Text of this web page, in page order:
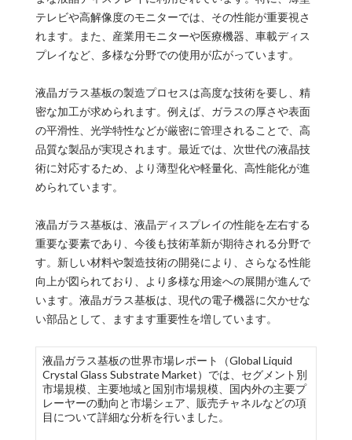
テレビや高解像度のモニターでは、その性能が重要視さ
れます。また、産業用モニターや医療機器、車載ディス
プレイなど、多様な分野での使用が広がっています。
液晶ガラス基板の製造プロセスは高度な技術を要し、精
密な加工が求められます。例えば、ガラスの厚さや表面
の平滑性、光学特性などが厳密に管理されることで、高
品質な製品が実現されます。最近では、次世代の液晶技
術に対応するため、より薄型化や軽量化、高性能化が進
められています。
液晶ガラス基板は、液晶ディスプレイの性能を左右する
重要な要素であり、今後も技術革新が期待される分野で
す。新しい材料や製造技術の開発により、さらなる性能
向上が図られており、より多様な用途への展開が進んで
います。液晶ガラス基板は、現代の電子機器に欠かせな
い部品として、ますます重要性を増しています。
液晶ガラス基板の世界市場レポート（Global Liquid
Crystal Glass Substrate Market）では、セグメント別
市場規模、主要地域と国別市場規模、国内外の主要プ
レーヤーの動向と市場シェア、販売チャネルなどの項
目について詳細な分析を行いました。